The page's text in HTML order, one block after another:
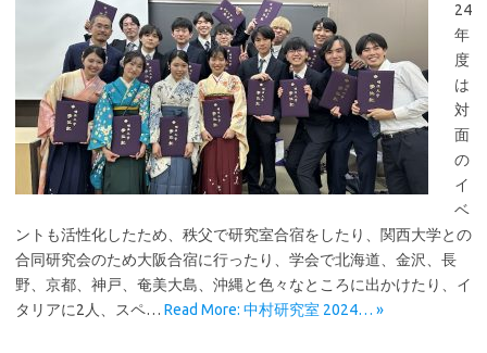
24
年
度
は
対
面
の
イ
ベ
ントも活性化したため、秩父で研究室合宿をしたり、関西大学との
合同研究会のため大阪合宿に行ったり、学会で北海道、金沢、長
野、京都、神戸、奄美大島、沖縄と色々なところに出かけたり、イ
タリアに2人、スペ… Read More: 中村研究室 2024… »